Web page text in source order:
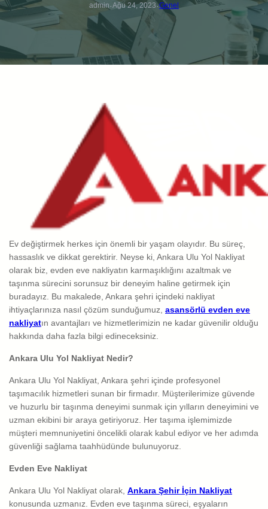
admin·Ağu 24, 2023·Genel
Ev değiştirmek herkes için önemli bir yaşam olayıdır. Bu süreç,
hassaslık ve dikkat gerektirir. Neyse ki, Ankara Ulu Yol Nakliyat
olarak biz, evden eve nakliyatın karmaşıklığını azaltmak ve
taşınma sürecini sorunsuz bir deneyim haline getirmek için
buradayız. Bu makalede, Ankara şehri içindeki nakliyat
ihtiyaçlarınıza nasıl çözüm sunduğumuz, asansörlü evden eve
nakliyatın avantajları ve hizmetlerimizin ne kadar güvenilir olduğu
hakkında daha fazla bilgi edineceksiniz.
Ankara Ulu Yol Nakliyat Nedir?
Ankara Ulu Yol Nakliyat, Ankara şehri içinde profesyonel
taşımacılık hizmetleri sunan bir firmadır. Müşterilerimize güvende
ve huzurlu bir taşınma deneyimi sunmak için yılların deneyimini ve
uzman ekibini bir araya getiriyoruz. Her taşıma işlemimizde
müşteri memnuniyetini öncelikli olarak kabul ediyor ve her adımda
güvenliği sağlama taahhüdünde bulunuyoruz.
Evden Eve Nakliyat
Ankara Ulu Yol Nakliyat olarak, Ankara Şehir İçin Nakliyat
konusunda uzmanız. Evden eve taşınma süreci, eşyaların